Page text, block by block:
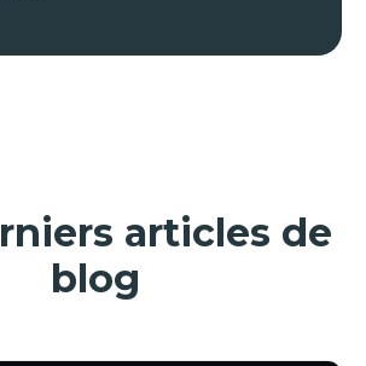
articles de
blog